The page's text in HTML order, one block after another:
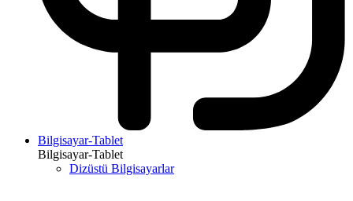
Bilgisayar-Tablet
Bilgisayar-Tablet
Dizüstü Bilgisayarlar